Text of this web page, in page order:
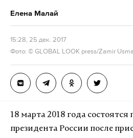
Елена Малай
15:28, 25 дек. 2017
Фото: © GLOBAL LOOK press/Zamir
18 марта 2018 года
президента России после